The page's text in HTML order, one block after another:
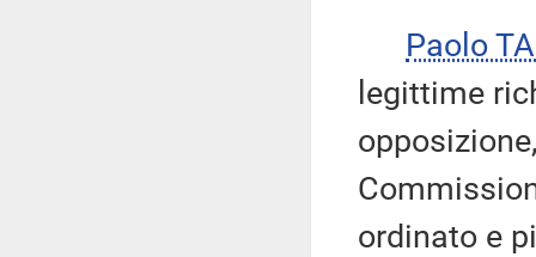
Paolo
legittime
ordinato e